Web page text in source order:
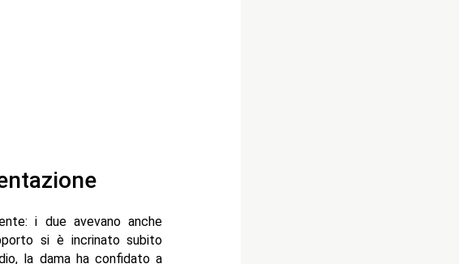
i due avevano anche
si è incrinato subito
la dama ha confidato a